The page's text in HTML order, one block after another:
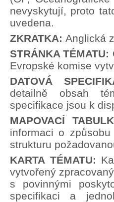
nevyskytují, proto
uvedena.
ZKRATKA: Anglická
STRÁNKA TÉMATU:
Evropské komise
DATOVÁ
detailně obsah
specifikace jsou k
MAPOVACÍ
informaci o
strukturu
KARTA TÉMATU:
vytvořený
s povinnými
specifikaci a